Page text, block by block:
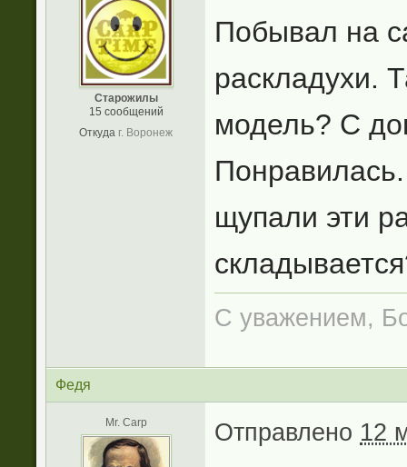
Старожилы
15 сообщений
Откуда г. Воронеж
Побывал на
раскладухи.
модель? С
щупали эти
С уважением,
Федя
Mr. Carp Отправлено 12